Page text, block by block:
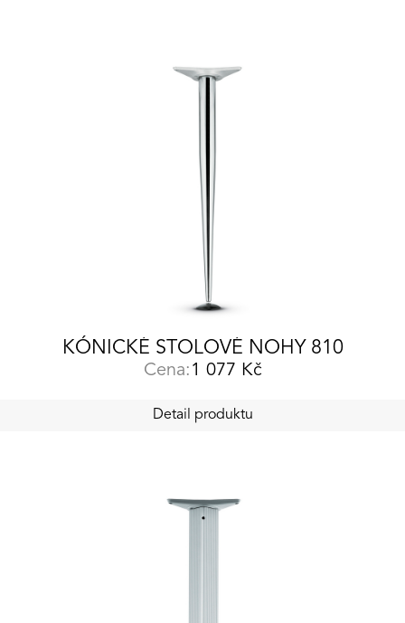
KÓNICKÉ STOLOVÉ NOHY 810
Cena: 1 077 Kč
Detail produktu